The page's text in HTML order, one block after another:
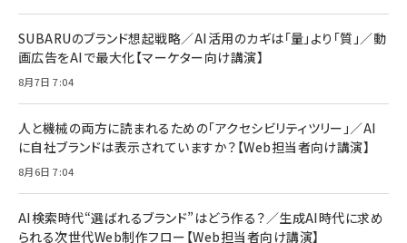
￥880
ママ投資家が育休中に１億貯めた株式投資
組織の成果を最大化する ルールのデザイン
￥1,980
Amazonランキングをもっと見る
￥6,980
全ワイヤレスイヤホン/アクティブノイズキャンセリ
技術基準適合】ブラック
￥5,990
ケーブル Anker絡まないケーブル 240W 結束バン
ド付き USB PD対応 シリコン素材採用 iPhone
17 / 16 / 15 / Galaxy iPad Pro MacBook
Pro/Air 各種対応 (1.8m ミッドナイトブラック)
￥1,890
Pro/Air 各種対応 (1.8m ミッドナイトブラック)
￥1,890
サッポロ 生ビール 黒ラベル 350ml 缶 24本 ビー
ル ケース買い【6/30応募〆切! 黒ラベルビヤセラー
￥4,857
SUBARUのブランド想起戦略／AI活用のカギは「量」より「質」／動
画広告をAIで最大化【マーケター向け講演】
8月7日 7:04
人と機械の両方に読まれるための「アクセシビリティツリー」／AI
に自社ブランドは表示されていますか？【Web担当者向け講演】
8月6日 7:04
AI検索時代“選ばれるブランド”はどう作る？／生成AI時代に求め
られる次世代Web制作フロー【Web担当者向け講演】